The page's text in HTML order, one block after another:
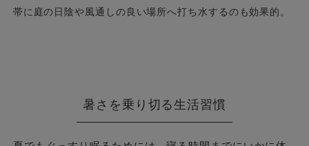
帯に庭の日陰や風通しの良い場所へ打ち水するのも効果的。
暑さを乗り切る生活習慣